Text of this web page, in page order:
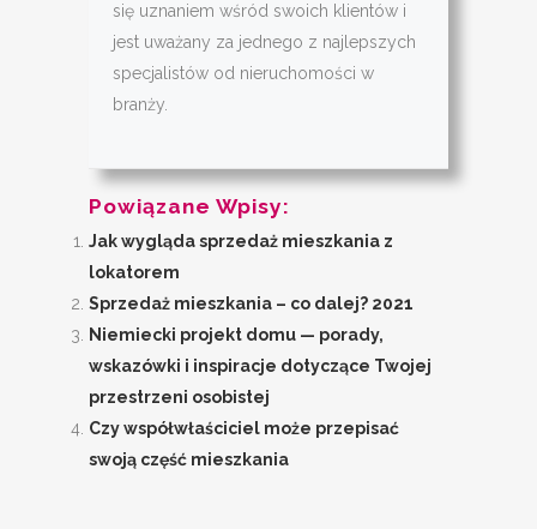
się uznaniem wśród swoich klientów i
jest uważany za jednego z najlepszych
specjalistów od nieruchomości w
branży.
Powiązane Wpisy:
Jak wygląda sprzedaż mieszkania z
lokatorem
Sprzedaż mieszkania – co dalej? 2021
Niemiecki projekt domu — porady,
wskazówki i inspiracje dotyczące Twojej
przestrzeni osobistej
Czy współwłaściciel może przepisać
swoją część mieszkania